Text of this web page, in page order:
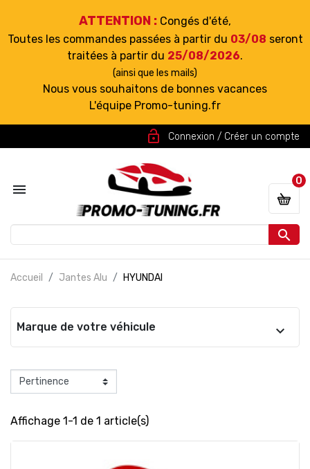
ATTENTION : Congés d'été,
Toutes les commandes passées à partir du 03/08 seront
traitées à partir du 25/08/2026.
(ainsi que les mails)
Nous vous souhaitons de bonnes vacances
L'équipe Promo-tuning.fr
lock_open Connexion / Créer un compte


0
Accueil Jantes Alu HYUNDAI
Marque de votre véhicule
Affichage 1-1 de 1 article(s)